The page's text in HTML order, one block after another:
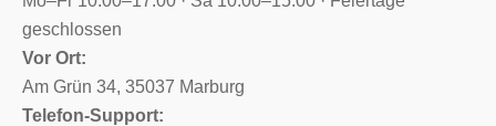
geschlossen
Vor Ort:
Am Grün 34, 35037 Marburg
Telefon-Support: